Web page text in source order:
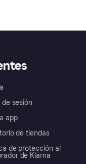
de sesión
app
de tiendas
de protección al
de Klarna